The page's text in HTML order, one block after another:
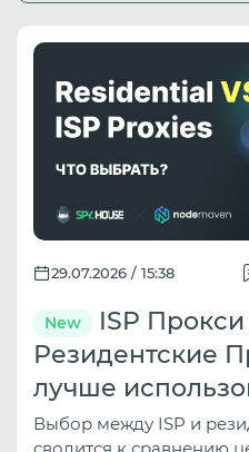
29.07.2026 / 15:38
New
ISP Прокси
Резидентские
лучше
Выбор между ISP и